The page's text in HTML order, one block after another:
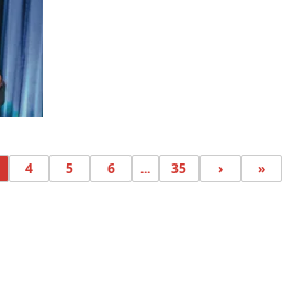
4 5 6 ... 35 › »